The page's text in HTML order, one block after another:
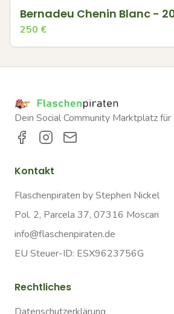
Bernadeu Chenin Blanc -
250 €
Dein Social Community Marktplatz für
Kontakt
Flaschenpiraten by Stephen Nickel
Pol. 2, Parcela 37, 07316 Moscari
info@flaschenpiraten.de
EU Steuer-ID: ESX9623756G
Rechtliches